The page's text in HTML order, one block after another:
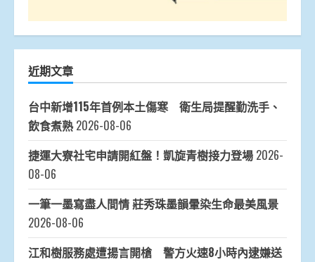
近期文章
台中新增115年首例本土傷寒 衛生局提醒勤洗手、
飲食煮熟 2026-08-06
捷運大寮社宅申請開紅盤！凱旋青樹接力登場 2026-
08-06
一筆一墨寫盡人間情 莊秀珠墨韻暈染生命最美風景
2026-08-06
江和樹服務處遭揚言開槍 警方火速8小時內逮嫌送